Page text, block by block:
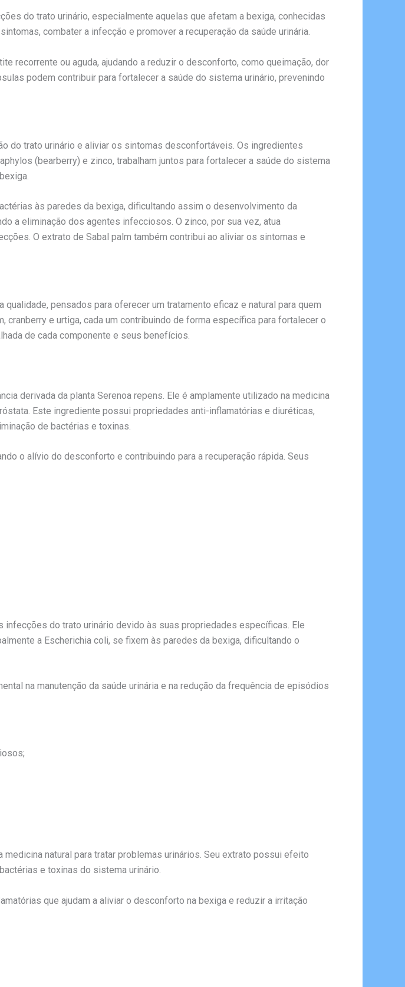
do trato urinário, especialmente aquelas que afetam a bexiga, conhecidas
combater a infecção e promover a recuperação da saúde urinária.
recorrente ou aguda, ajudando a reduzir o desconforto, como queimação, dor
podem contribuir para fortalecer a saúde do sistema urinário, prevenindo
do trato urinário e aliviar os sintomas desconfortáveis. Os ingredientes
(bearberry) e zinco, trabalham juntos para fortalecer a saúde do sistema
às paredes da bexiga, dificultando assim o desenvolvimento da
a eliminação dos agentes infecciosos. O zinco, por sua vez, atua
O extrato de Sabal palm também contribui ao aliviar os sintomas e
pensados para oferecer um tratamento eficaz e natural para quem
e urtiga, cada um contribuindo de forma específica para fortalecer o
de cada componente e seus benefícios.
derivada da planta Serenoa repens. Ele é amplamente utilizado na medicina
Este ingrediente possui propriedades anti-inflamatórias e diuréticas,
de bactérias e toxinas.
o alívio do desconforto e contribuindo para a recuperação rápida. Seus
do trato urinário devido às suas propriedades específicas. Ele
a Escherichia coli, se fixem às paredes da bexiga, dificultando o
na manutenção da saúde urinária e na redução da frequência de episódios
natural para tratar problemas urinários. Seu extrato possui efeito
e toxinas do sistema urinário.
que ajudam a aliviar o desconforto na bexiga e reduzir a irritação